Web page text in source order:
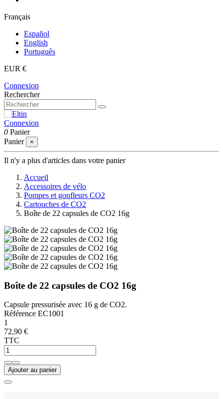
Français
Español
English
Português
EUR €
Connexion
Rechercher
Connexion
0 Panier
Panier
×
Il n'y a plus d'articles dans votre panier
Accueil
Accessoires de vélo
Pompes et gonfleurs CO2
Cartouches de CO2
Boîte de 22 capsules de CO2 16g
Boîte de 22 capsules de CO2 16g
Capsule pressurisée avec 16 g de CO2.
Référence EC1001
1
72,90 €
TTC
Ajouter au panier